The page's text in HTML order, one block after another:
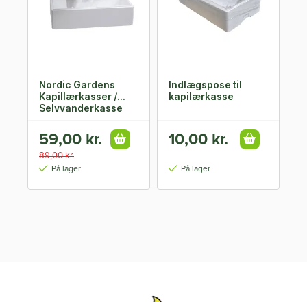
Nordic Gardens
Kapillærkasser /
Selvvanderkasse
59,00 kr.
89,00 kr.
På lager
Indlægspose til
kapilærkasse
10,00 kr.
På lager